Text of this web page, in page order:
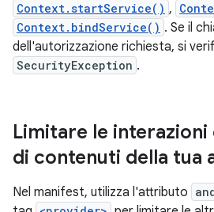
Context.startService() ,
Context.bindService() . Se il
dell'autorizzazione richiesta, si
SecurityException .
Limitare le
di contenuti della tua
Nel manifest, utilizza l'attributo